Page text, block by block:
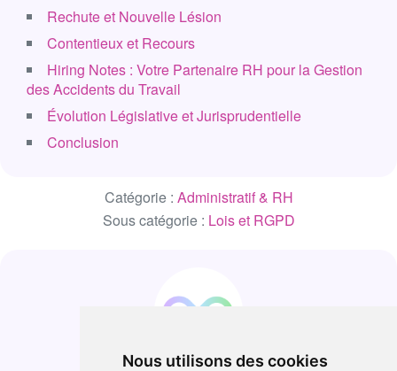
Nous utilisons des cookies
Rechute et Nouvelle Lésion
Contentieux et Recours
Hiring Notes : Votre Partenaire RH pour la Gestion
des Accidents du Travail
Évolution Législative et Jurisprudentielle
Conclusion
Catégorie : Administratif & RH
Sous catégorie : Lois et RGPD